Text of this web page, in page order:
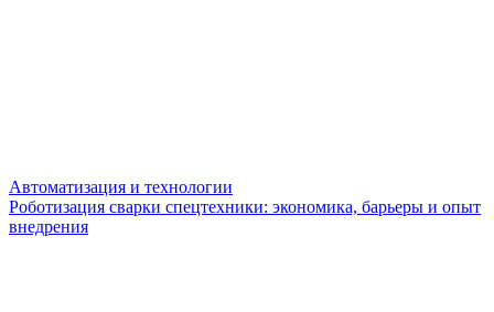
Автоматизация и технологии
Роботизация сварки спецтехники: экономика, барьеры и опыт
внедрения